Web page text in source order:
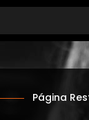
Página